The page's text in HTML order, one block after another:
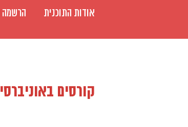
אודות התוכנית הרשמה
קורסים